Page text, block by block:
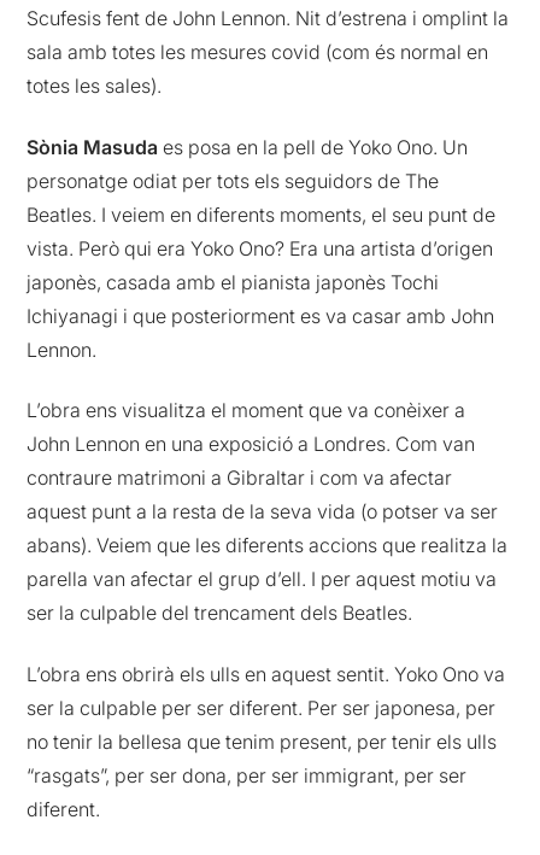
Scufesis fent de John Lennon. Nit d’estrena i omplint la
sala amb totes les mesures covid (com és normal en
totes les sales).
Sònia Masuda es posa en la pell de Yoko Ono. Un
personatge odiat per tots els seguidors de The
Beatles. I veiem en diferents moments, el seu punt de
vista. Però qui era Yoko Ono? Era una artista d’origen
japonès, casada amb el pianista japonès Tochi
Ichiyanagi i que posteriorment es va casar amb John
Lennon.
L’obra ens visualitza el moment que va conèixer a
John Lennon en una exposició a Londres. Com van
contraure matrimoni a Gibraltar i com va afectar
aquest punt a la resta de la seva vida (o potser va ser
abans). Veiem que les diferents accions que realitza la
parella van afectar el grup d’ell. I per aquest motiu va
ser la culpable del trencament dels Beatles.
L’obra ens obrirà els ulls en aquest sentit. Yoko Ono va
ser la culpable per ser diferent. Per ser japonesa, per
no tenir la bellesa que tenim present, per tenir els ulls
“rasgats”, per ser dona, per ser immigrant, per ser
diferent.